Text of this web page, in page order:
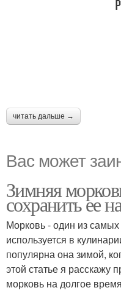
читать дальше →
Вас может
Зимняя
сохранить ее
Морковь - один из
используется в
популярна она зимой,
этой статье я расскажу
морковь на долгое